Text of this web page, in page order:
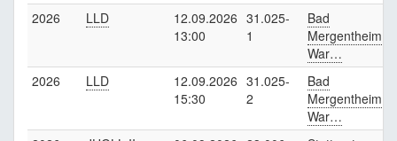
2026
LLD
12.09.2026
13:00
31.025-
1
Bad
Mergentheim
War…
2026 LLD
12.09.2026
15:30
31.025-
2
Bad
Mergentheim
War…